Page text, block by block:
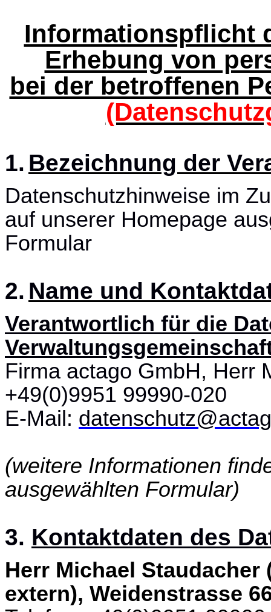
Informationspflicht
Erhebung von
bei der betroffenen
1. Bezeichnung der
Datenschutzhinweise im
auf unserer Homepage
Formular
2. Name und
Verantwortlich für die
Firma actago GmbH, Herr
+49(0)9951 99990-020
E-Mail:
(weitere Informationen
ausgewählten Formular)
3. Kontaktdaten des
Herr Michael
extern), Weidenstrasse